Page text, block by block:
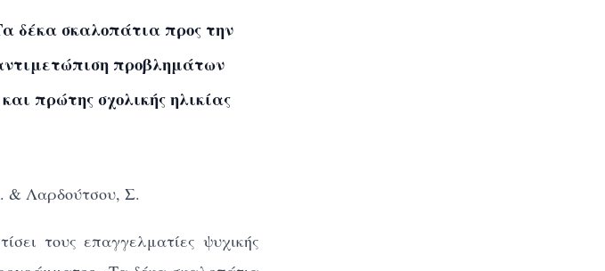
δέκα σκαλοπάτια προς την
προβλημάτων
πρώτης σχολικής ηλικίας
& Λαρδούτσου, Σ.
τους επαγγελματίες ψυχικής